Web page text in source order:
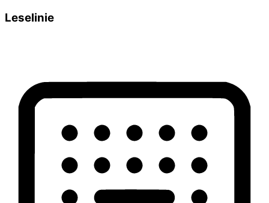
Leselinie